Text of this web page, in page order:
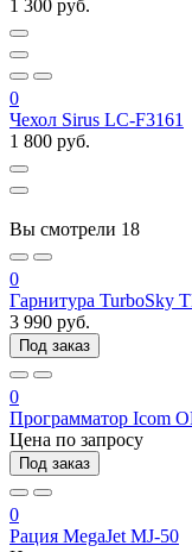
1 300 руб.
0
Чехол Sirus LC-F3161
1 800 руб.
Вы смотрели 18
0
Гарнитура TurboSky
3 990 руб.
Под заказ
0
Программатор Icom
Цена по запросу
Под заказ
0
Рация MegaJet MJ-50